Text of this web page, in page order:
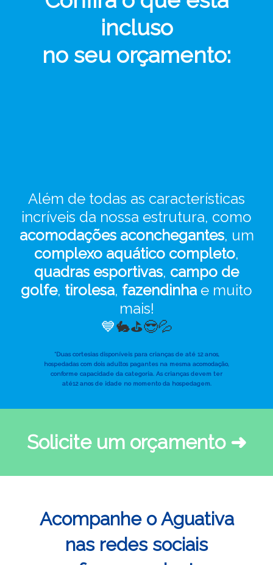
incluso
no seu orçamento:
Além de todas as características
incríveis da nossa estrutura, como
acomodações aconchegantes, um
complexo aquático completo,
quadras esportivas, campo de
golfe, tirolesa, fazendinha e muito
mais!
💙🐇⛳😎💦
*Duas cortesias disponíveis para crianças de até 12 anos,
hospedadas com dois adultos pagantes na mesma acomodação,
conforme capacidade da categoria. As crianças devem ter
até12 anos de idade no momento da hospedagem.
Solicite um orçamento ➜
Acompanhe o Aguativa
nas redes sociais